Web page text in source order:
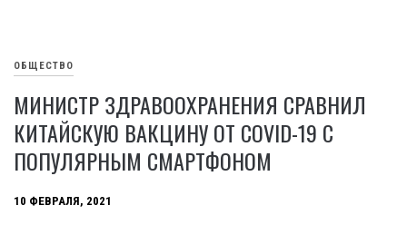
ОБЩЕСТВО
МИНИСТР ЗДРАВООХРАНЕНИЯ СРАВНИЛ
КИТАЙСКУЮ ВАКЦИНУ ОТ COVID-19 С
ПОПУЛЯРНЫМ СМАРТФОНОМ
10 ФЕВРАЛЯ, 2021